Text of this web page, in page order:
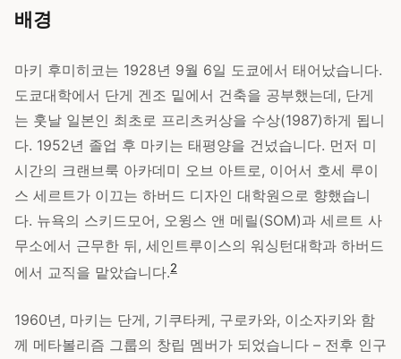
배경
마키 후미히코는 1928년 9월 6일 도쿄에서 태어났습니다.
도쿄대학에서 단게 겐조 밑에서 건축을 공부했는데, 단게
는 훗날 일본인 최초로 프리츠커상을 수상(1987)하게 됩니
다. 1952년 졸업 후 마키는 태평양을 건넜습니다. 먼저 미
시간의 크랜브룩 아카데미 오브 아트로, 이어서 호세 루이
스 세르트가 이끄는 하버드 디자인 대학원으로 향했습니
다. 뉴욕의 스키드모어, 오윙스 앤 메릴(SOM)과 세르트 사
무소에서 근무한 뒤, 세인트루이스의 워싱턴대학과 하버드
에서 교직을 맡았습니다.2
1960년, 마키는 단게, 기쿠타케, 구로카와, 이소자키와 함
께 메타볼리즘 그룹의 창립 멤버가 되었습니다 – 전후 인구